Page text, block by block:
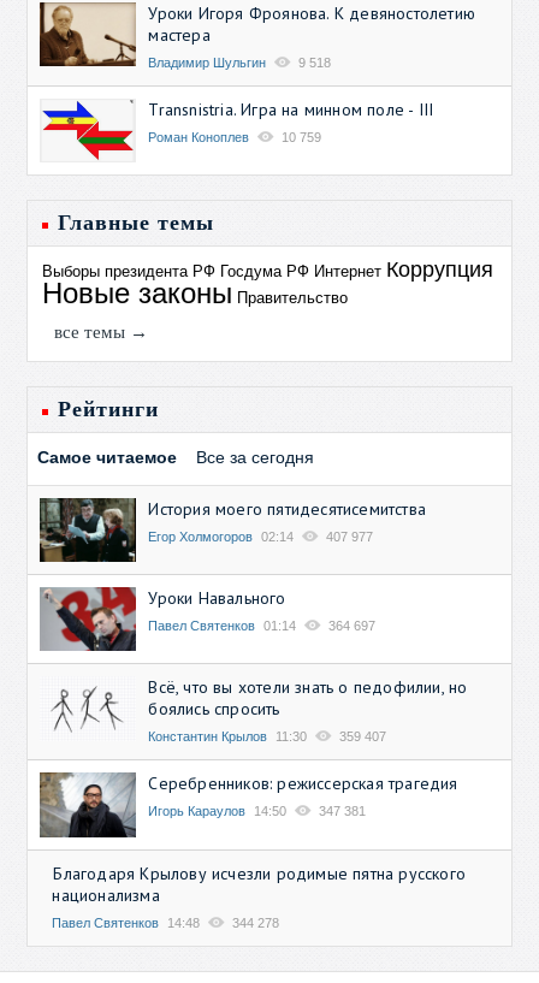
Уроки Игоря Фроянова. К девяностолетию
мастера
Владимир Шульгин 9 518
Transnistria. Игра на минном поле - III
Роман Коноплев 10 759
Главные темы
Выборы президента РФ Госдума РФ Интернет Коррупция
Новые законы Правительство
все темы →
Рейтинги
Самое читаемое Все за сегодня
История моего пятидесятисемитства
Егор Холмогоров 02:14 407 977
Уроки Навального
Павел Святенков 01:14 364 697
Всё, что вы хотели знать о педофилии, но
боялись спросить
Константин Крылов 11:30 359 407
Серебренников: режиссерская трагедия
Игорь Караулов 14:50 347 381
Благодаря Крылову исчезли родимые пятна русского
национализма
Павел Святенков 14:48 344 278